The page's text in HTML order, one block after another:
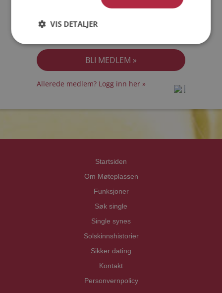
Jeg akseptererMedlemsvilkårene
Allerede medlem? Logg inn her »
Startsiden
Om Møteplassen
Funksjoner
Søk single
Single synes
Solskinnshistorier
Sikker dating
Kontakt
Personvernpolicy
VIS DETALJER